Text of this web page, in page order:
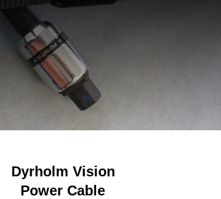
Dyrholm Vision
Power Cable